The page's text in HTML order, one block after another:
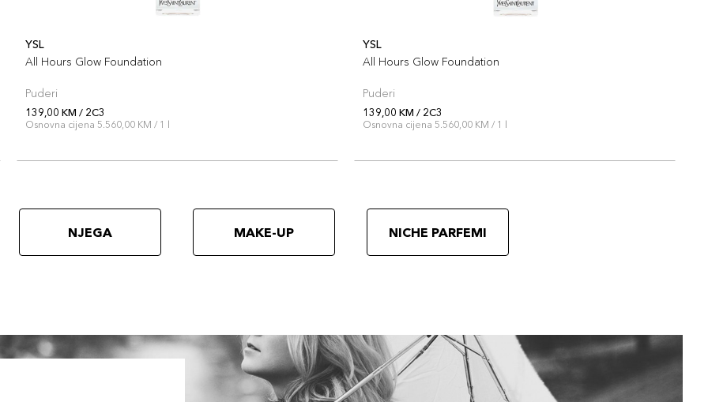
YSL
All Hours Glow Foundation
Puderi
139,00 KM / 2C3
Osnovna cijena 5.560,00 KM / 1 l
YSL
All Hours Glow Foundation
Puderi
139,00 KM / 2C3
Osnovna cijena 5.560,00 KM / 1 l
NJEGA MAKE-UP NICHE PARFEMI